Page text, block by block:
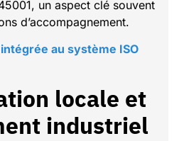
un aspect clé souvent
d’accompagnement.
au système ISO
locale et
industriel